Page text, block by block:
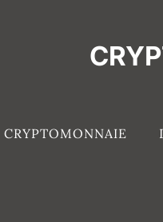
CRYPTOMONNAIE